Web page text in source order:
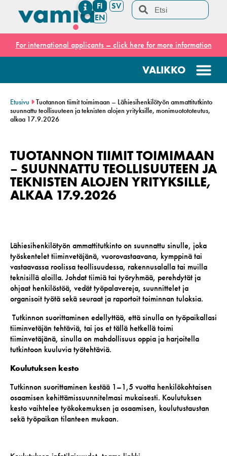
FI
SV
EN
For international applicants – click here for more information
Etusivu
Tuotannon tiimit toimimaan – Lähiesihenkilötyön ammattitutkinto
suunnattu teollisuuteen ja teknisten alojen yrityksille, monimuotototeutus,
alkaa 17.9.2026
TUOTANNON TIIMIT TOIMIMAAN
– SUUNNATTU TEOLLISUUTEEN JA
TEKNISTEN ALOJEN YRITYKSILLE,
ALKAA 17.9.2026
Lähiesihenkilötyön ammattitutkinto on suunnattu sinulle, joka
työskentelet tiiminvetäjänä, vuorovastaavana, kymppinä tai
vastaavassa roolissa teollisuudessa, rakennusalalla tai muilla
teknisillä aloilla. Johdat tiimiä tai työryhmää, perehdytät ja
ohjaat henkilöstöä, vedät työpalavereja, suunnittelet ja
organisoit työtä sekä seuraat ja raportoit toiminnan tuloksia.
Tutkinnon suorittaminen edellyttää, että sinulla on työpaikallasi
tiiminvetäjän tehtäviä, tai jos et tällä hetkellä toimi
tiiminvetäjänä, sinulla on mahdollisuus oppia ja harjoitella
tutkintoon kuuluvia työtehtäviä.
Koulutuksen kesto
Tutkinnon suorittaminen kestää 1–1,5 vuotta henkilökohtaisen
osaamisen kehittämissuunnitelmasi mukaisesti. Koulutuksen
kesto vaihtelee työkokemuksen ja osaamisen, koulutustaustan
sekä työpaikan tilanteen mukaan.